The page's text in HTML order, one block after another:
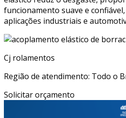
funcionamento suave e
aplicações industriais e
Cj rolamentos
Região de atendimento: Todo o
Solicitar orçamento